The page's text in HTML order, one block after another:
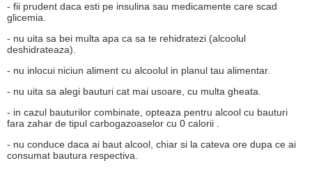
- fii prudent daca esti pe insulina sau medicamente care scad
glicemia.
- nu uita sa bei multa apa ca sa te rehidratezi (alcoolul
deshidrateaza).
- nu inlocui niciun aliment cu alcoolul in planul tau alimentar.
- nu uita sa alegi bauturi cat mai usoare, cu multa gheata.
- in cazul bauturilor combinate, opteaza pentru alcool cu bauturi
fara zahar de tipul carbogazoaselor cu 0 calorii .
- nu conduce daca ai baut alcool, chiar si la cateva ore dupa ce ai
consumat bautura respectiva.